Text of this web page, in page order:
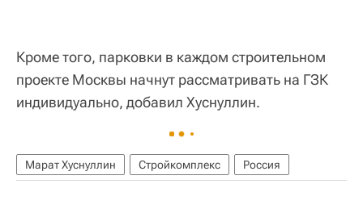
Кроме того, парковки в каждом строительном
проекте Москвы начнут рассматривать на ГЗК
индивидуально, добавил Хуснуллин.
Марат Хуснуллин Стройкомплекс Россия